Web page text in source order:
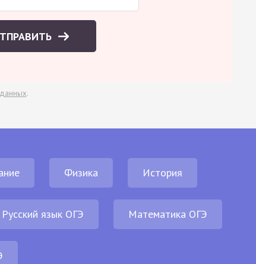
.
Физика История
Русский язык ОГЭ Математика ОГЭ